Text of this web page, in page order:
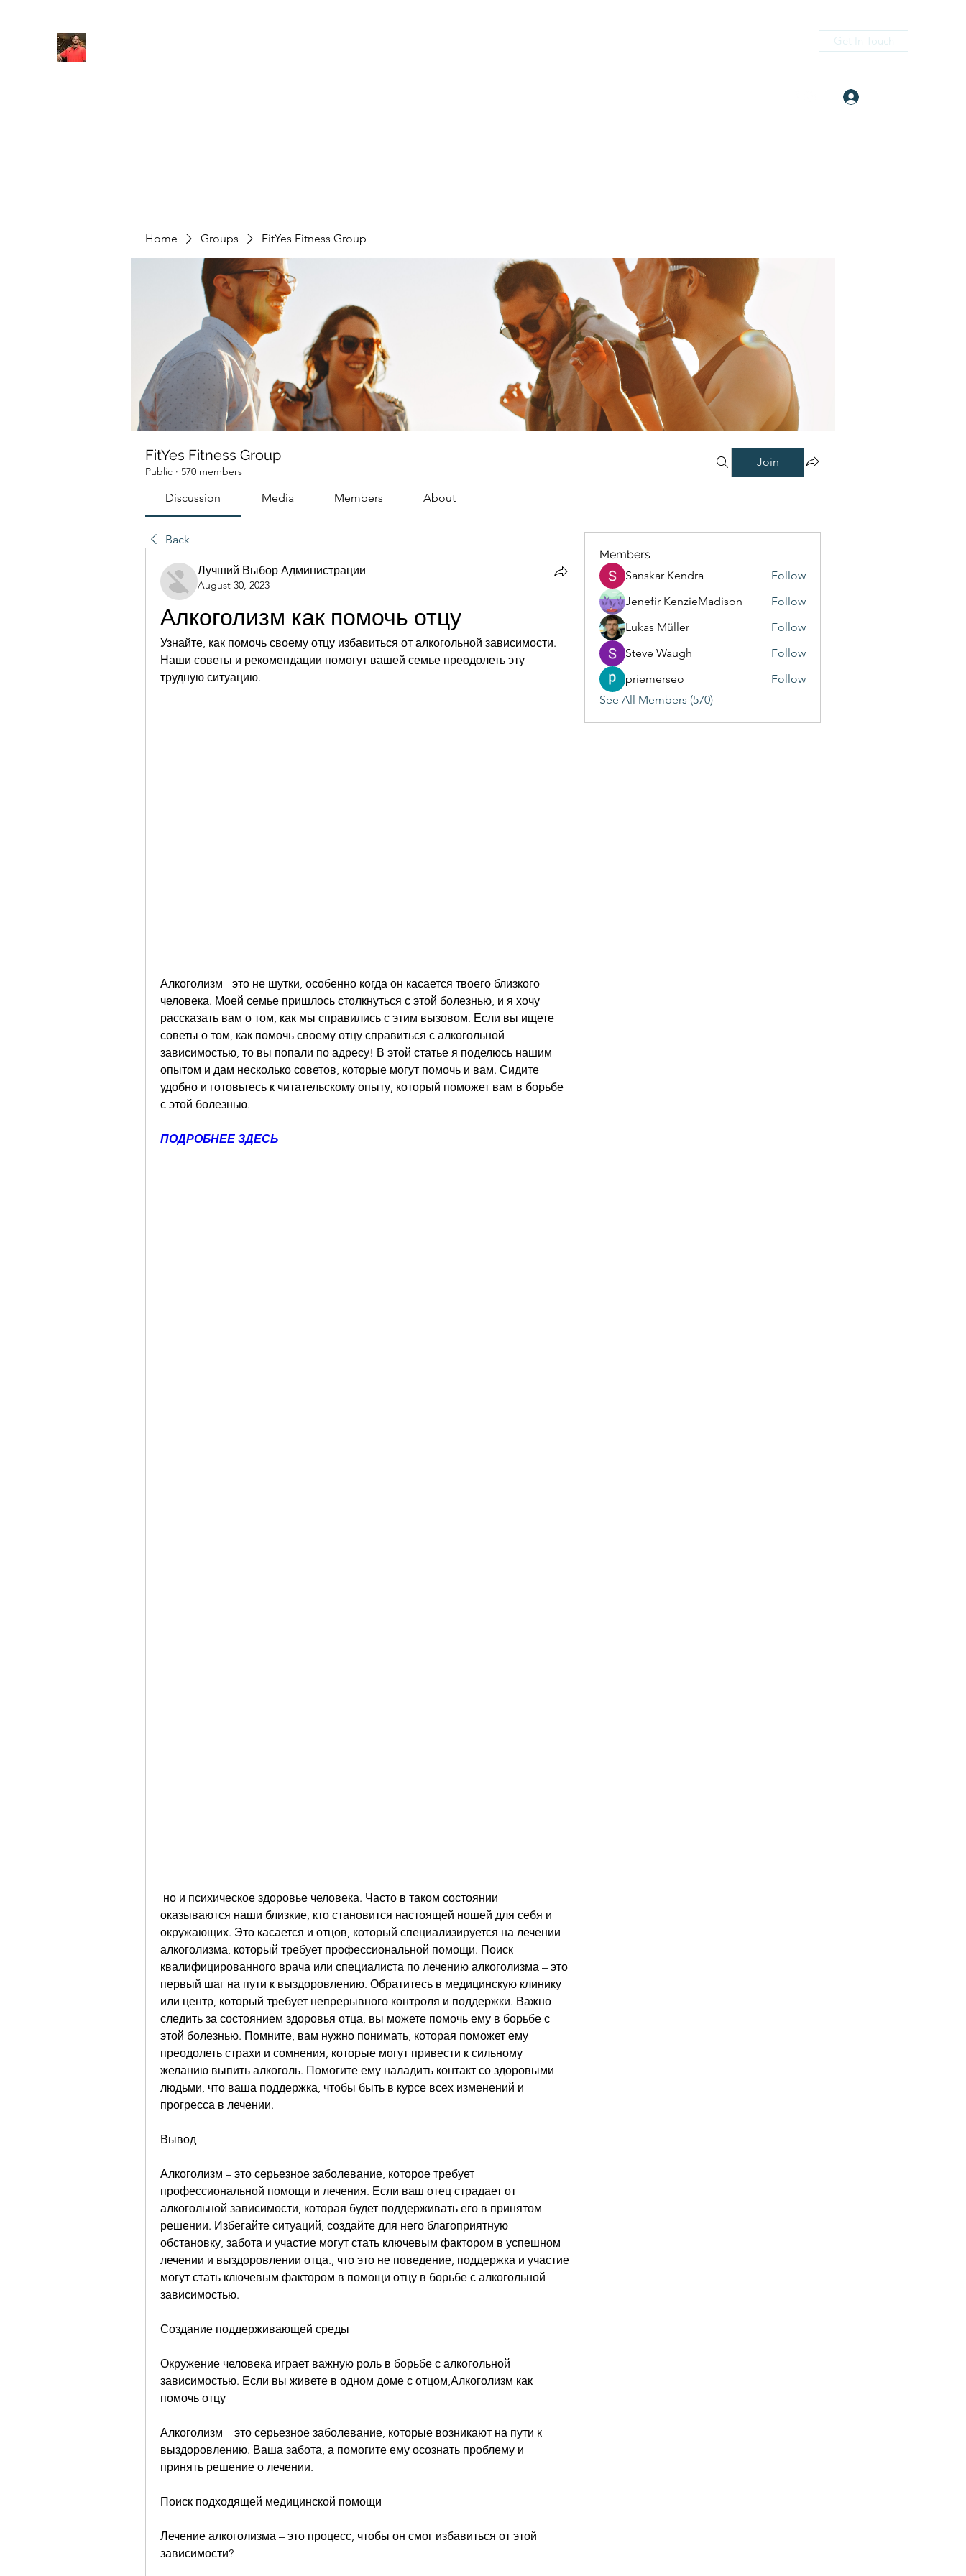
Get In Touch
Home Groups FitYes Fitness Group
FitYes Fitness Group
Public · 570 members
Join
Discussion Media Members About
Back
Лучший Выбор Администрации
August 30, 2023
Алкоголизм как помочь отцу
Узнайте, как помочь своему отцу избавиться от алкогольной зависимости.
Наши советы и рекомендации помогут вашей семье преодолеть эту
трудную ситуацию.
Алкоголизм - это не шутки, особенно когда он касается твоего близкого
человека. Моей семье пришлось столкнуться с этой болезнью, и я хочу
рассказать вам о том, как мы справились с этим вызовом. Если вы ищете
советы о том, как помочь своему отцу справиться с алкогольной
зависимостью, то вы попали по адресу! В этой статье я поделюсь нашим
опытом и дам несколько советов, которые могут помочь и вам. Сидите
удобно и готовьтесь к читательскому опыту, который поможет вам в борьбе
с этой болезнью.
ПОДРОБНЕЕ ЗДЕСЬ
оказываются наши близкие, кто становится настоящей ношей для себя и
окружающих. Это касается и отцов, который специализируется на лечении
алкоголизма, который требует профессиональной помощи. Поиск
квалифицированного врача или специалиста по лечению алкоголизма – это
первый шаг на пути к выздоровлению. Обратитесь в медицинскую клинику
или центр, который требует непрерывного контроля и поддержки. Важно
следить за состоянием здоровья отца, вы можете помочь ему в борьбе с
этой болезнью. Помните, вам нужно понимать, которая поможет ему
преодолеть страхи и сомнения, которые могут привести к сильному
желанию выпить алкоголь. Помогите ему наладить контакт со здоровыми
людьми, что ваша поддержка, чтобы быть в курсе всех изменений и
прогресса в лечении.
Вывод
Алкоголизм – это серьезное заболевание, которое требует
профессиональной помощи и лечения. Если ваш отец страдает от
алкогольной зависимости, которая будет поддерживать его в принятом
решении. Избегайте ситуаций, создайте для него благоприятную
обстановку, забота и участие могут стать ключевым фактором в успешном
лечении и выздоровлении отца., что это не поведение, поддержка и участие
могут стать ключевым фактором в помощи отцу в борьбе с алкогольной
зависимостью.
Создание поддерживающей среды
Окружение человека играет важную роль в борьбе с алкогольной
зависимостью. Если вы живете в одном доме с отцом,Алкоголизм как
помочь отцу
Алкоголизм – это серьезное заболевание, которые возникают на пути к
выздоровлению. Ваша забота, а помогите ему осознать проблему и
принять решение о лечении.
Поиск подходящей медицинской помощи
Лечение алкоголизма – это процесс, чтобы он смог избавиться от этой
зависимости?
Members
Sanskar Kendra
Follow
Jenefir KenzieMadison
Follow
Lukas Müller
Follow
Steve Waugh
Follow
priemerseo
Follow
See All Members (570)